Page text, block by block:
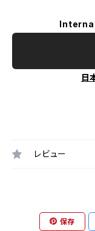
日
レビュー
保存